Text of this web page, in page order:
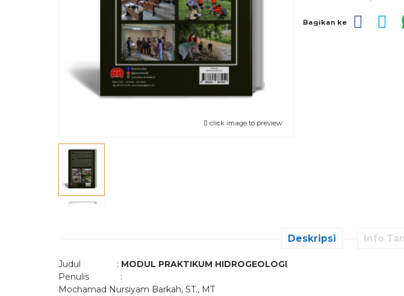
click image to preview
Bagikan ke
Deskripsi Info
Judul : MODUL PRAKTIKUM HIDROGEOLOGI
Penulis :
Mochamad Nursiyam Barkah, ST., MT